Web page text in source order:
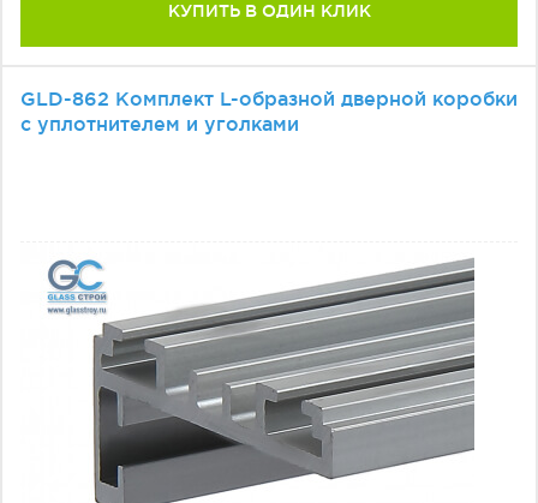
КУПИТЬ В ОДИН КЛИК
GLD-862 Комплект L-образной дверной коробки
с уплотнителем и уголками